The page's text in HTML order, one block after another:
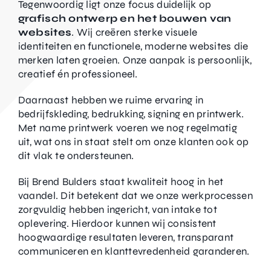
Tegenwoordig ligt onze focus duidelijk op
grafisch ontwerp en het bouwen van
websites. Wij creëren sterke visuele
identiteiten en functionele, moderne websites die
merken laten groeien. Onze aanpak is persoonlijk,
creatief én professioneel.
Daarnaast hebben we ruime ervaring in
bedrijfskleding, bedrukking, signing en printwerk.
Met name printwerk voeren we nog regelmatig
uit, wat ons in staat stelt om onze klanten ook op
dit vlak te ondersteunen.
Bij Brend Bulders staat kwaliteit hoog in het
vaandel. Dit betekent dat we onze werkprocessen
zorgvuldig hebben ingericht, van intake tot
oplevering. Hierdoor kunnen wij consistent
hoogwaardige resultaten leveren, transparant
communiceren en klanttevredenheid garanderen.